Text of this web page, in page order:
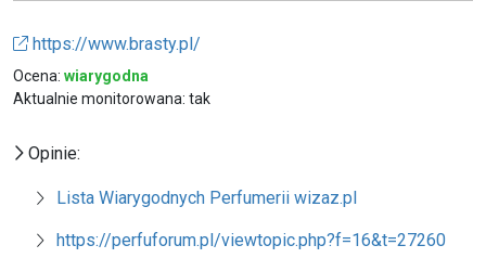
https://www.brasty.pl/
Ocena: wiarygodna
Aktualnie monitorowana: tak
Opinie:
Lista Wiarygodnych Perfumerii wizaz.pl
https://perfuforum.pl/viewtopic.php?f=16&t=27260